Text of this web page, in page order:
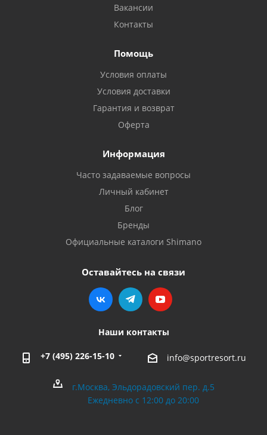
Вакансии
Контакты
Помощь
Условия оплаты
Условия доставки
Гарантия и возврат
Оферта
Информация
Часто задаваемые вопросы
Личный кабинет
Блог
Бренды
Официальные каталоги Shimano
Оставайтесь на связи
Наши контакты
+7 (495) 226-15-10 info@sportresort.ru
г.Москва, Эльдорадовский пер. д.5
Ежедневно с 12:00 до 20:00